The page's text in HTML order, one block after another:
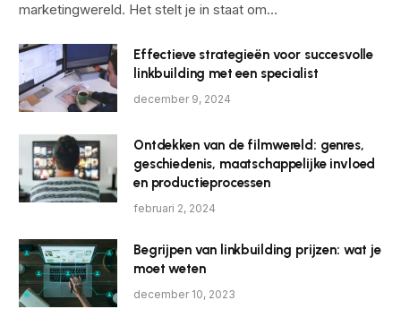
marketingwereld. Het stelt je in staat om…
Effectieve strategieën voor succesvolle
linkbuilding met een specialist
december 9, 2024
Ontdekken van de filmwereld: genres,
geschiedenis, maatschappelijke invloed
en productieprocessen
februari 2, 2024
Begrijpen van linkbuilding prijzen: wat je
moet weten
december 10, 2023